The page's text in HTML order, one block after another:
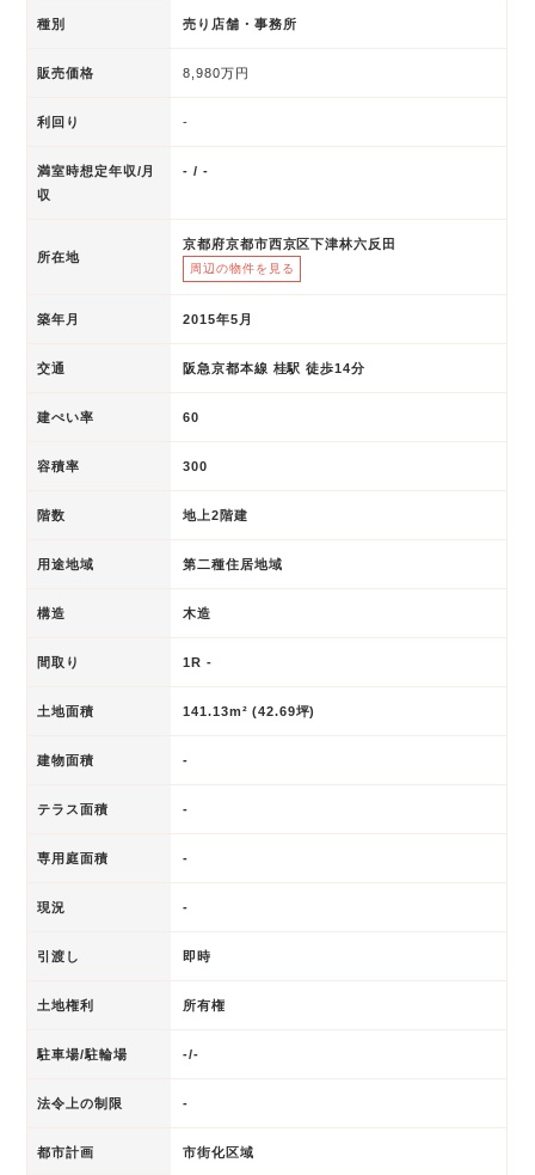
種別 売り店舗・事務所
販売価格 8,980万円
利回り -
満室時想定年収/月
収
- / -
所在地
京都府京都市西京区下津林六反田
周辺の物件を見る
築年月 2015年5月
交通 阪急京都本線 桂駅 徒歩14分
建ぺい率 60
容積率 300
階数 地上2階建
用途地域 第二種住居地域
構造 木造
間取り 1R -
土地面積 141.13m² (42.69坪)
建物面積 -
テラス面積 -
専用庭面積 -
現況 -
引渡し 即時
土地権利 所有権
駐車場/駐輪場 -/-
法令上の制限 -
都市計画 市街化区域